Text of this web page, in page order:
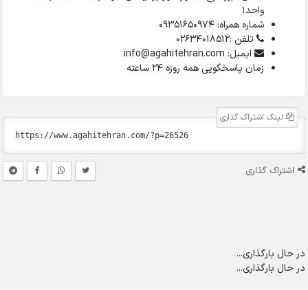
واحد1
شماره همراه: 09351650974
تلفن :02634018512
ایمیل: info@agahitehran.com
زمان پاسخگویی همه روزه 24 ساعته
لینک اشتراک گذاری
اشتراک گذاری
در حال بارگذاری...
در حال بارگذاری...